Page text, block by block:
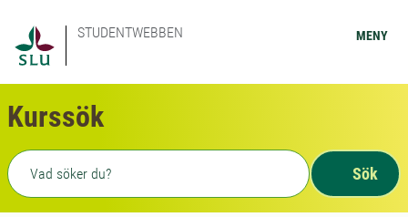
STUDENTWEBBEN MENY
Kurssök
Fritext sökning
Sök